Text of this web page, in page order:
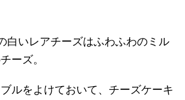
白いレアチーズはふわふわのミル
ーズ。
ルをよけておいて、チーズケーキ